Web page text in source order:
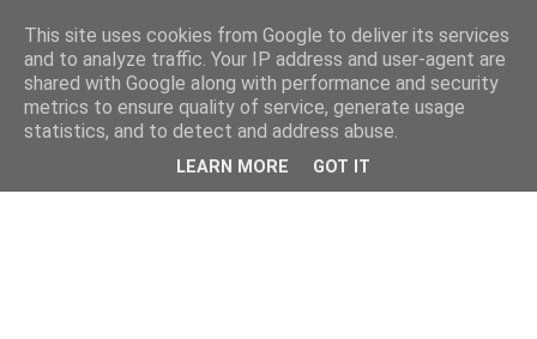
This site uses cookies from Google to deliver its services
and to analyze traffic. Your IP address and user-agent are
shared with Google along with performance and security
metrics to ensure quality of service, generate usage
statistics, and to detect and address abuse.
LEARN MORE GOT IT